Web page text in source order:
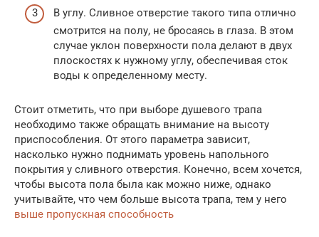
В углу. Сливное отверстие такого типа отлично
смотрится на полу, не бросаясь в глаза. В этом
случае уклон поверхности пола делают в двух
плоскостях к нужному углу, обеспечивая сток
воды к определенному месту.
Стоит отметить, что при выборе душевого трапа
необходимо также обращать внимание на высоту
приспособления. От этого параметра зависит,
насколько нужно поднимать уровень напольного
покрытия у сливного отверстия. Конечно, всем хочется,
чтобы высота пола была как можно ниже, однако
учитывайте, что чем больше высота трапа, тем у него
выше пропускная способность